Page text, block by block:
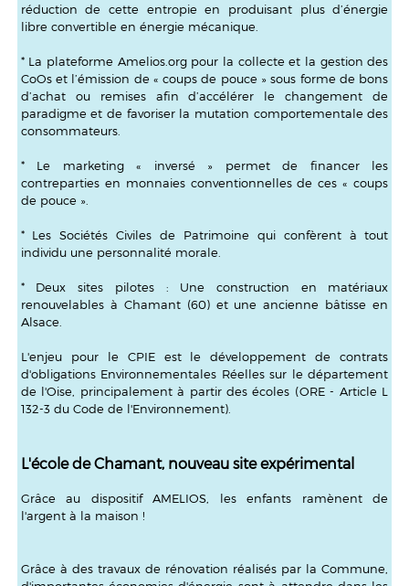
réduction de cette entropie en produisant plus d’énergie
libre convertible en énergie mécanique.
* La plateforme Amelios.org pour la collecte et la gestion des
CoOs et l’émission de « coups de pouce » sous forme de bons
d’achat ou remises afin d’accélérer le changement de
paradigme et de favoriser la mutation comportementale des
consommateurs.
* Le marketing « inversé » permet de financer les
contreparties en monnaies conventionnelles de ces « coups
de pouce ».
* Les Sociétés Civiles de Patrimoine qui confèrent à tout
individu une personnalité morale.
* Deux sites pilotes : Une construction en matériaux
renouvelables à Chamant (60) et une ancienne bâtisse en
Alsace.
L'enjeu pour le CPIE est le développement de contrats
d'obligations Environnementales Réelles sur le département
de l'Oise, principalement à partir des écoles (ORE - Article L
132-3 du Code de l'Environnement).
L'école de Chamant, nouveau site expérimental
Grâce au dispositif AMELIOS, les enfants ramènent de
l'argent à la maison !
Grâce à des travaux de rénovation réalisés par la Commune,